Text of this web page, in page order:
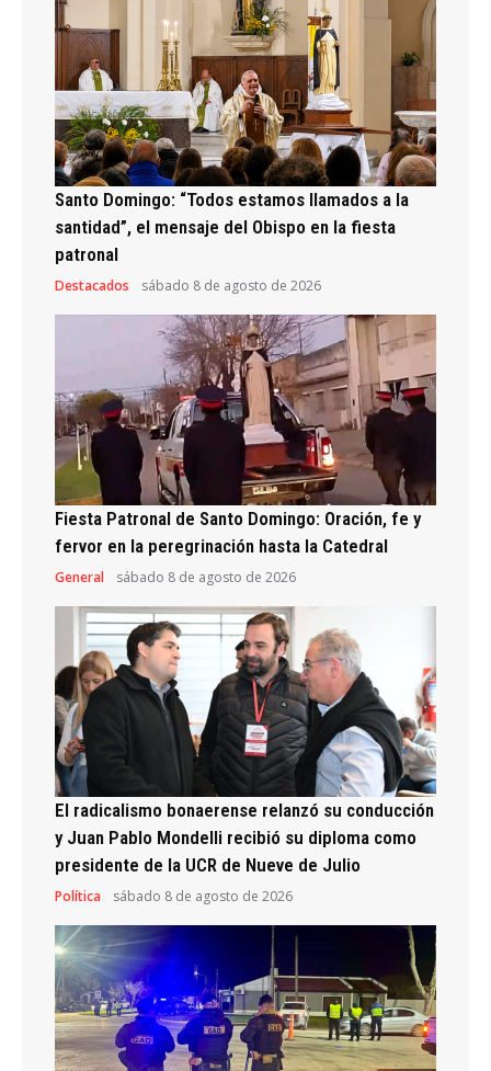
Santo Domingo: “Todos estamos llamados a la
santidad”, el mensaje del Obispo en la fiesta
patronal
Destacados sábado 8 de agosto de 2026
Fiesta Patronal de Santo Domingo: Oración, fe y
fervor en la peregrinación hasta la Catedral
General sábado 8 de agosto de 2026
El radicalismo bonaerense relanzó su conducción
y Juan Pablo Mondelli recibió su diploma como
presidente de la UCR de Nueve de Julio
Política sábado 8 de agosto de 2026